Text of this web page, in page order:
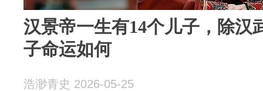
汉景帝一生有14个儿子，除汉
子命运如何
浩渺青史 2026-05-25